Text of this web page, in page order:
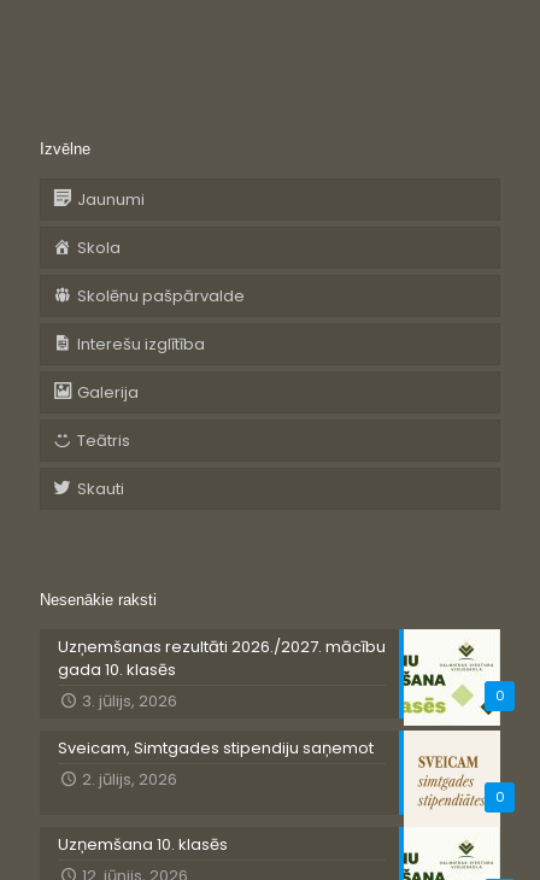
Izvēlne
Jaunumi
Skola
Skolēnu pašpārvalde
Interešu izglītība
Galerija
Teātris
Skauti
Nesenākie raksti
0
Uzņemšanas rezultāti 2026./2027. mācību
gada 10. klasēs
3. jūlijs, 2026
0
Sveicam, Simtgades stipendiju saņemot
2. jūlijs, 2026
Uzņemšana 10. klasēs